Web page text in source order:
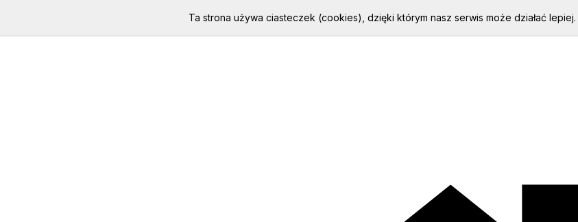
Ta strona używa ciasteczek (cookies), dzięki którym nasz serwis może działać lepiej.